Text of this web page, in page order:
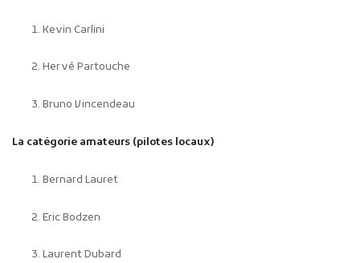
Kevin Carlini
Hervé Partouche
Bruno Vincendeau
La catégorie amateurs (pilotes locaux)
Bernard Lauret
Eric Bodzen
Laurent Dubard